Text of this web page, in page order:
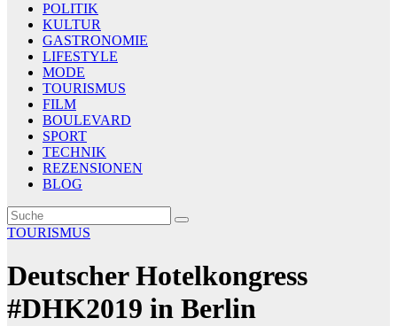
POLITIK
KULTUR
GASTRONOMIE
LIFESTYLE
MODE
TOURISMUS
FILM
BOULEVARD
SPORT
TECHNIK
REZENSIONEN
BLOG
TOURISMUS
Deutscher Hotelkongress
#DHK2019 in Berlin